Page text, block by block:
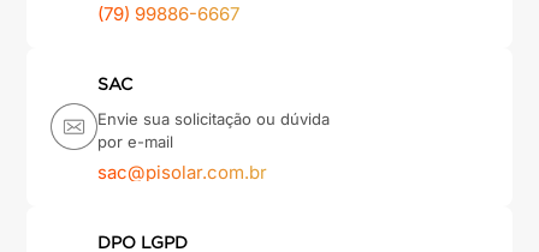
(79) 99886-6667
SAC
Envie sua solicitação ou dúvida
por e-mail
sac@pisolar.com.br
DPO LGPD